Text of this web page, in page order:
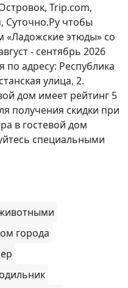
Trip.com,
Суточно.Ру чтобы
«Ладожские этюды» со
- сентябрь 2026
по адресу: Республика
улица, 2.
дом имеет рейтинг 5
получения скидки при
в гостевой дом
специальными
города